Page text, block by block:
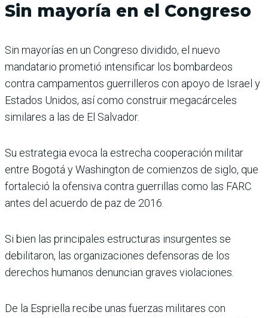
Sin mayoría en el Congreso
Sin mayorías en un Congreso dividido, el nuevo
mandatario prometió intensificar los bombardeos
contra campamentos guerrilleros con apoyo de Israel y
Estados Unidos, así como construir megacárceles
similares a las de El Salvador.
Su estrategia evoca la estrecha cooperación militar
entre Bogotá y Washington de comienzos de siglo, que
fortaleció la ofensiva contra guerrillas como las FARC
antes del acuerdo de paz de 2016.
Si bien las principales estructuras insurgentes se
debilitaron, las organizaciones defensoras de los
derechos humanos denuncian graves violaciones.
De la Espriella recibe unas fuerzas militares con